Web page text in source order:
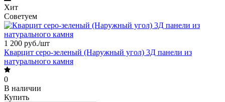
Хит
Советуем
1 200 руб./шт
Кварцит серо-зеленый (Наружный угол) 3Д панели из
натурального камня
0
В наличии
Купить